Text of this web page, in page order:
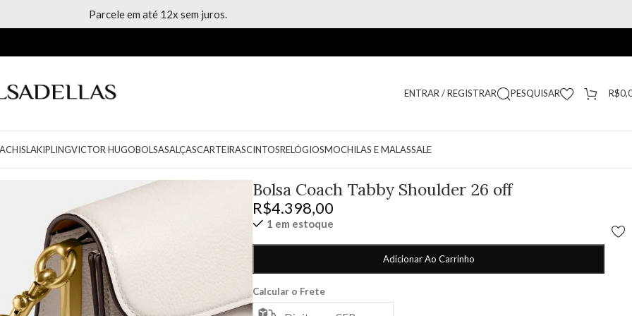
Parcele em até 12x sem juros.
ENTRAR / REGISTRAR PESQUISAR R$
ISLAKIPLINGVICTOR HUGOBOLSASALÇASCARTEIRASCINTOSRELÓGIOSMOCHILAS E MALASSALE
Bolsa Coach Tabby Shoulder 26 off
R$4.398,00
1 em estoque
Adicionar Ao Carrinho
Calcular o Frete